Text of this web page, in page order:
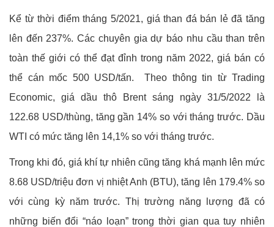
Kể từ thời điểm tháng 5/2021, giá than đá bán lẻ đã tăng
lên đến 237%. Các chuyên gia dự báo nhu cầu than trên
toàn thế giới có thể đạt đỉnh trong năm 2022, giá bán có
thể cán mốc 500 USD/tấn. Theo thông tin từ Trading
Economic, giá dầu thô Brent sáng ngày 31/5/2022 là
122.68 USD/thùng, tăng gần 14% so với tháng trước. Dầu
WTI có mức tăng lên 14,1% so với tháng trước.
Trong khi đó, giá khí tự nhiên cũng tăng khá mạnh lên mức
8.68 USD/triệu đơn vị nhiệt Anh (BTU), tăng lên 179.4% so
với cùng kỳ năm trước. Thị trường năng lượng đã có
những biến đổi “náo loạn” trong thời gian qua tuy nhiên